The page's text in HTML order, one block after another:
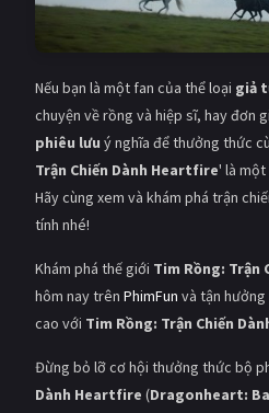
Nếu bạn là một fan của thể loại giả
chuyện về rồng và hiệp sĩ, hay đơn
phiêu lưu ý nghĩa để thưởng thức
Trận Chiến Dành Heartfire' là một
Hãy cùng xem và khám phá trận
tính nhé!
Khám phá thế giới Tim Rồng: Trận
hôm nay trên PhimFun và tận
cao với Tim Rồng: Trận Chiến
Đừng bỏ lỡ cơ hội thưởng thức bộ
Dành Heartfire (Dragonheart: